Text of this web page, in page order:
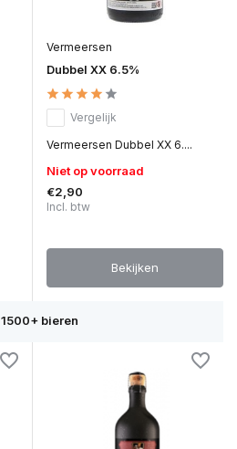
Vermeersen
Dubbel XX 6.5%
Vergelijk
Vermeersen Dubbel XX 6....
Niet op voorraad
€2,90
Incl. btw
Bekijken
1500+ bieren